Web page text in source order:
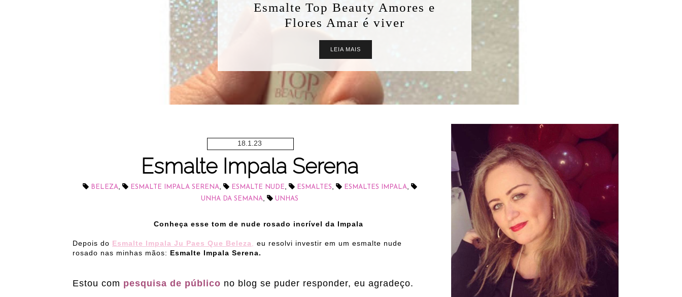
Esmalte Top Beauty Amores e
Flores Amar é viver
LEIA MAIS
18.1.23
Esmalte Impala Serena
BELEZA ESMALTE IMPALA SERENA ESMALTE NUDE ESMALTES ESMALTES IMPALA
UNHA DA SEMANA UNHAS
Conheça esse tom de nude rosado incrível da Impala
Depois do Esmalte Impala Ju Paes Que Beleza
eu resolvi investir em um esmalte nude
rosado nas minhas mãos: Esmalte Impala Serena.
Estou com pesquisa de público no blog se puder responder, eu agradeço.